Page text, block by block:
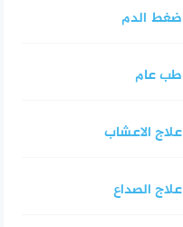
ضغط الدم
طب عام
علاج الاعشاب
علاج الصداع